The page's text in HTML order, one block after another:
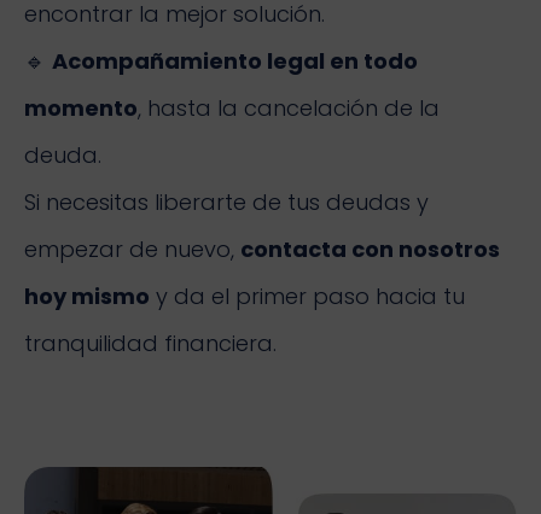
encontrar la mejor solución.
🔹 Acompañamiento legal en todo
momento, hasta la cancelación de la
deuda.
Si necesitas liberarte de tus deudas y
empezar de nuevo, contacta con nosotros
hoy mismo y da el primer paso hacia tu
tranquilidad financiera.